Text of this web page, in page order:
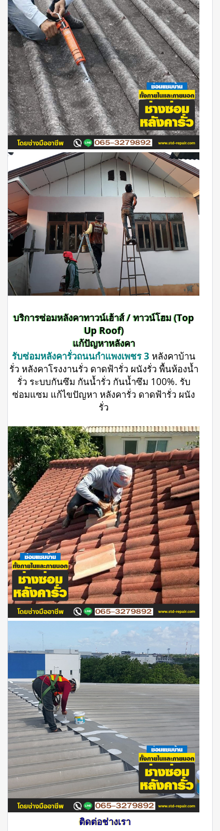
บริการซ่อมหลังคาทาวน์เฮ้าส์ / ทาวน์โฮม (Top
Up Roof)
แก้ปัญหาหลังคา
รับซ่อมหลังคารั่วถนนกำแพงเพชร 3 หลังคาบ้าน
รั่ว หลังคาโรงงานรั่ว ดาดฟ้ารั่ว ผนังรั่ว พื้นห้องน้ำ
รั่ว ระบบกันซึม กันน้ำรั่ว กันน้ำซึม 100%. รับ
ซ่อมแซม แก้ไขปัญหา หลังคารั่ว ดาดฟ้ารั่ว ผนัง
รั่ว
ติดต่อช่างเรา